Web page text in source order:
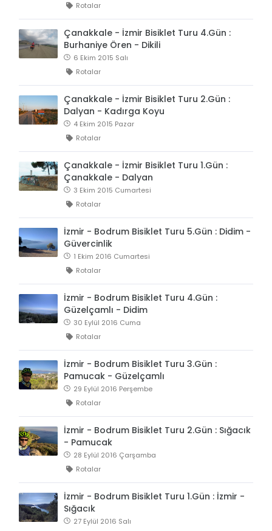
Rotalar
Çanakkale - İzmir Bisiklet Turu 4.Gün :
Burhaniye Ören - Dikili
6 Ekim 2015 Salı
Rotalar
Çanakkale - İzmir Bisiklet Turu 2.Gün :
Dalyan - Kadırga Koyu
4 Ekim 2015 Pazar
Rotalar
Çanakkale - İzmir Bisiklet Turu 1.Gün :
Çanakkale - Dalyan
3 Ekim 2015 Cumartesi
Rotalar
İzmir - Bodrum Bisiklet Turu 5.Gün : Didim -
Güvercinlik
1 Ekim 2016 Cumartesi
Rotalar
İzmir - Bodrum Bisiklet Turu 4.Gün :
Güzelçamlı - Didim
30 Eylül 2016 Cuma
Rotalar
İzmir - Bodrum Bisiklet Turu 3.Gün :
Pamucak - Güzelçamlı
29 Eylül 2016 Perşembe
Rotalar
İzmir - Bodrum Bisiklet Turu 2.Gün : Sığacık
- Pamucak
28 Eylül 2016 Çarşamba
Rotalar
İzmir - Bodrum Bisiklet Turu 1.Gün : İzmir -
Sığacık
27 Eylül 2016 Salı